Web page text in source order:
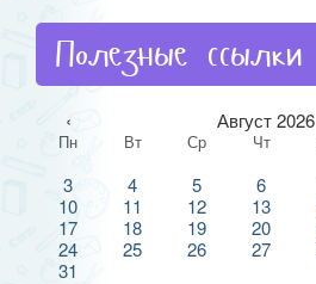
Полезные ссылки
‹ Август 2026
Пн Вт Ср Чт
3
4 5 6
10
11 12 13
17
18 19 20
24
25 26 27
31